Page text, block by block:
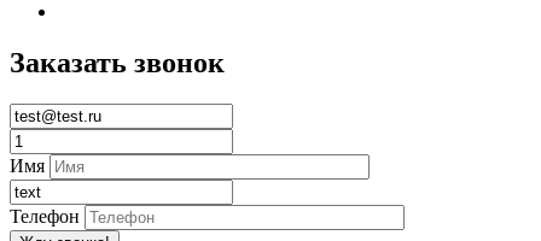
Заказать звонок
Имя
Телефон